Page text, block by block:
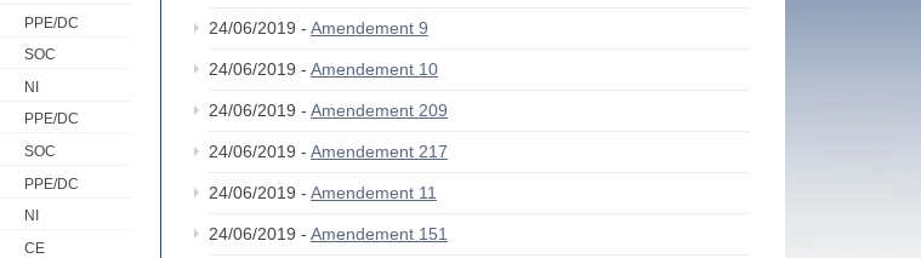
PPE/DC
SOC
NI
PPE/DC
SOC
PPE/DC
NI
CE
24/06/2019 - Amendement 9
24/06/2019 - Amendement 10
24/06/2019 - Amendement 209
24/06/2019 - Amendement 217
24/06/2019 - Amendement 11
24/06/2019 - Amendement 151